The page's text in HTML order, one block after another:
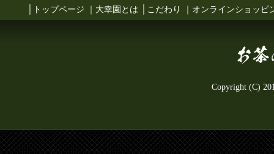
トップページ 大幸園とは こだわり オンラインショッピ
Copyright (C)